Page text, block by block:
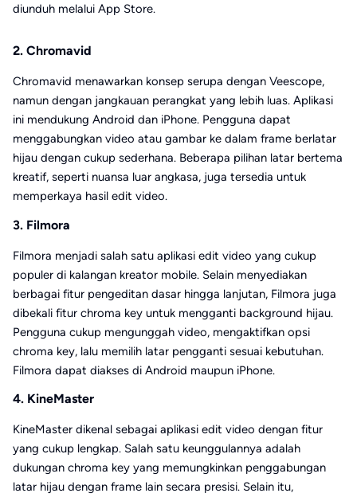
diunduh melalui App Store.
2. Chromavid
Chromavid menawarkan konsep serupa dengan Veescope,
namun dengan jangkauan perangkat yang lebih luas. Aplikasi
ini mendukung Android dan iPhone. Pengguna dapat
menggabungkan video atau gambar ke dalam frame berlatar
hijau dengan cukup sederhana. Beberapa pilihan latar bertema
kreatif, seperti nuansa luar angkasa, juga tersedia untuk
memperkaya hasil edit video.
3. Filmora
Filmora menjadi salah satu aplikasi edit video yang cukup
populer di kalangan kreator mobile. Selain menyediakan
berbagai fitur pengeditan dasar hingga lanjutan, Filmora juga
dibekali fitur chroma key untuk mengganti background hijau.
Pengguna cukup mengunggah video, mengaktifkan opsi
chroma key, lalu memilih latar pengganti sesuai kebutuhan.
Filmora dapat diakses di Android maupun iPhone.
4. KineMaster
KineMaster dikenal sebagai aplikasi edit video dengan fitur
yang cukup lengkap. Salah satu keunggulannya adalah
dukungan chroma key yang memungkinkan penggabungan
latar hijau dengan frame lain secara presisi. Selain itu,